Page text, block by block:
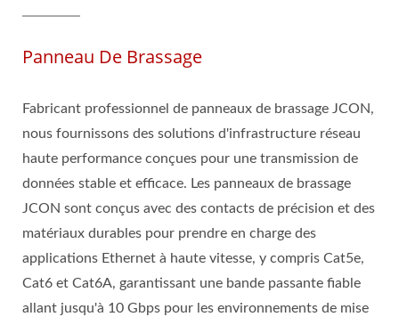
Panneau De Brassage
Fabricant professionnel de panneaux de brassage JCON,
nous fournissons des solutions d'infrastructure réseau
haute performance conçues pour une transmission de
données stable et efficace. Les panneaux de brassage
JCON sont conçus avec des contacts de précision et des
matériaux durables pour prendre en charge des
applications Ethernet à haute vitesse, y compris Cat5e,
Cat6 et Cat6A, garantissant une bande passante fiable
allant jusqu'à 10 Gbps pour les environnements de mise